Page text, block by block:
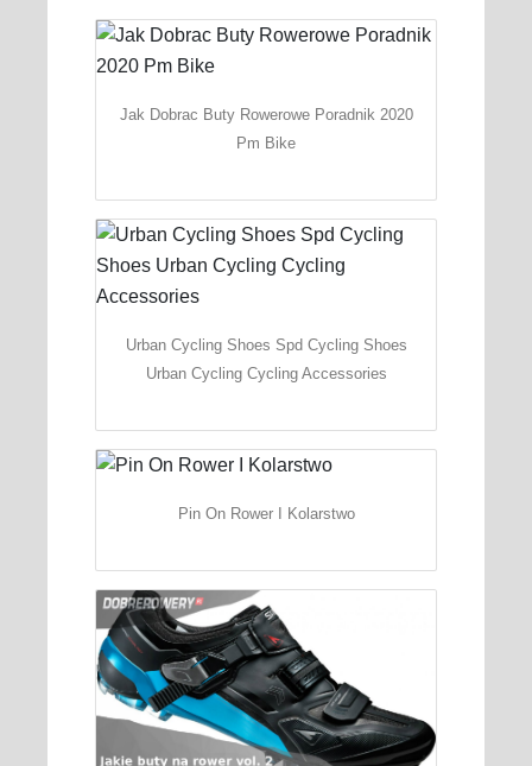
Jak Dobrac Buty Rowerowe Poradnik 2020
Pm Bike
Urban Cycling Shoes Spd Cycling Shoes
Urban Cycling Cycling Accessories
Pin On Rower I Kolarstwo